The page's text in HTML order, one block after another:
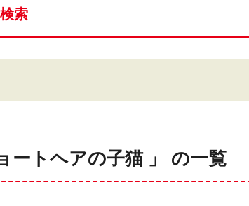
索
ートヘアの子猫 」 の一覧